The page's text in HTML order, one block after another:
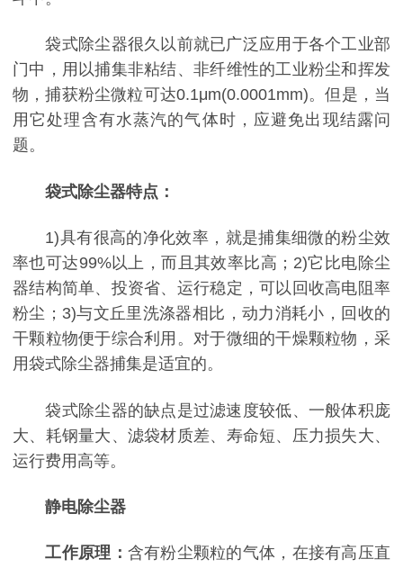
袋式除尘器很久以前就已广泛应用于各个工业部
门中，用以捕集非粘结、非纤维性的工业粉尘和挥发
物，捕获粉尘微粒可达0.1μm(0.0001mm)。但是，当
用它处理含有水蒸汽的气体时，应避免出现结露问
题。
袋式除尘器特点：
1)具有很高的净化效率，就是捕集细微的粉尘效
率也可达99%以上，而且其效率比高；2)它比电除尘
器结构简单、投资省、运行稳定，可以回收高电阻率
粉尘；3)与文丘里洗涤器相比，动力消耗小，回收的
干颗粒物便于综合利用。对于微细的干燥颗粒物，采
用袋式除尘器捕集是适宜的。
袋式除尘器的缺点是过滤速度较低、一般体积庞
大、耗钢量大、滤袋材质差、寿命短、压力损失大、
运行费用高等。
静电除尘器
工作原理： 含有粉尘颗粒的气体，在接有高压直